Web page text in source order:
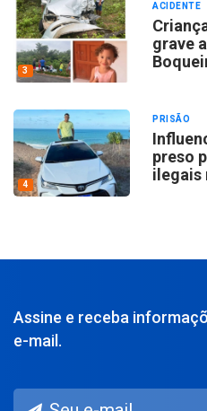
3
ACIDENTE
grave
4
PRISÃO
preso
ilegais
Assine e receba
e-mail.